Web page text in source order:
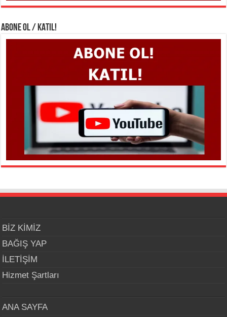
ABONE OL / KATIL!
BİZ KİMİZ
BAĞIŞ YAP
İLETİŞİM
Hizmet Şartları
ANA SAYFA